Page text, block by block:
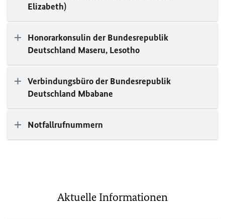
Elizabeth)
Honorarkonsulin der Bundesrepublik
Deutschland Maseru, Lesotho
Verbindungsbüro der Bundesrepublik
Deutschland Mbabane
Notfallrufnummern
Aktuelle Informationen